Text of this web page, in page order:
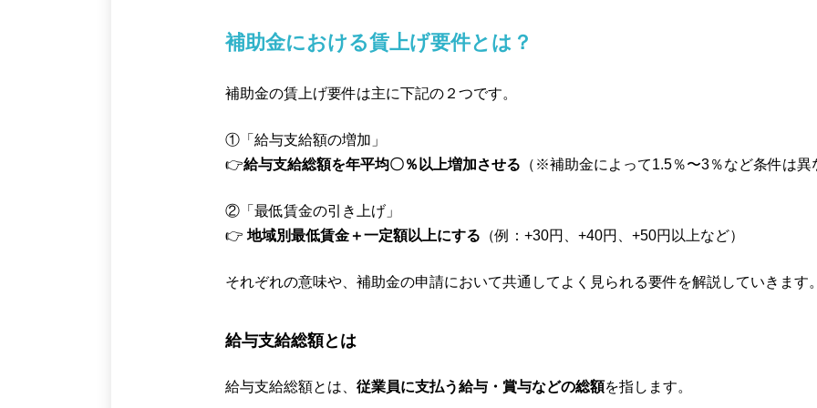
補助金における賃上げ要件とは？
補助金の賃上げ要件は主に下記の２つです。
①「給与支給額の増加」
👉給与支給総額を年平均〇％以上増加させる （※補助金によって1.5％〜3％など条件は異
②「最低賃金の引き上げ」
👉 地域別最低賃金＋一定額以上にする （例：+30円、+40円、+50円以上など）
それぞれの意味や、補助金の申請において共通してよく見られる要件を解説していきます。
給与支給総額とは
給与支給総額とは、 従業員に支払う給与・賞与などの総額を指します。